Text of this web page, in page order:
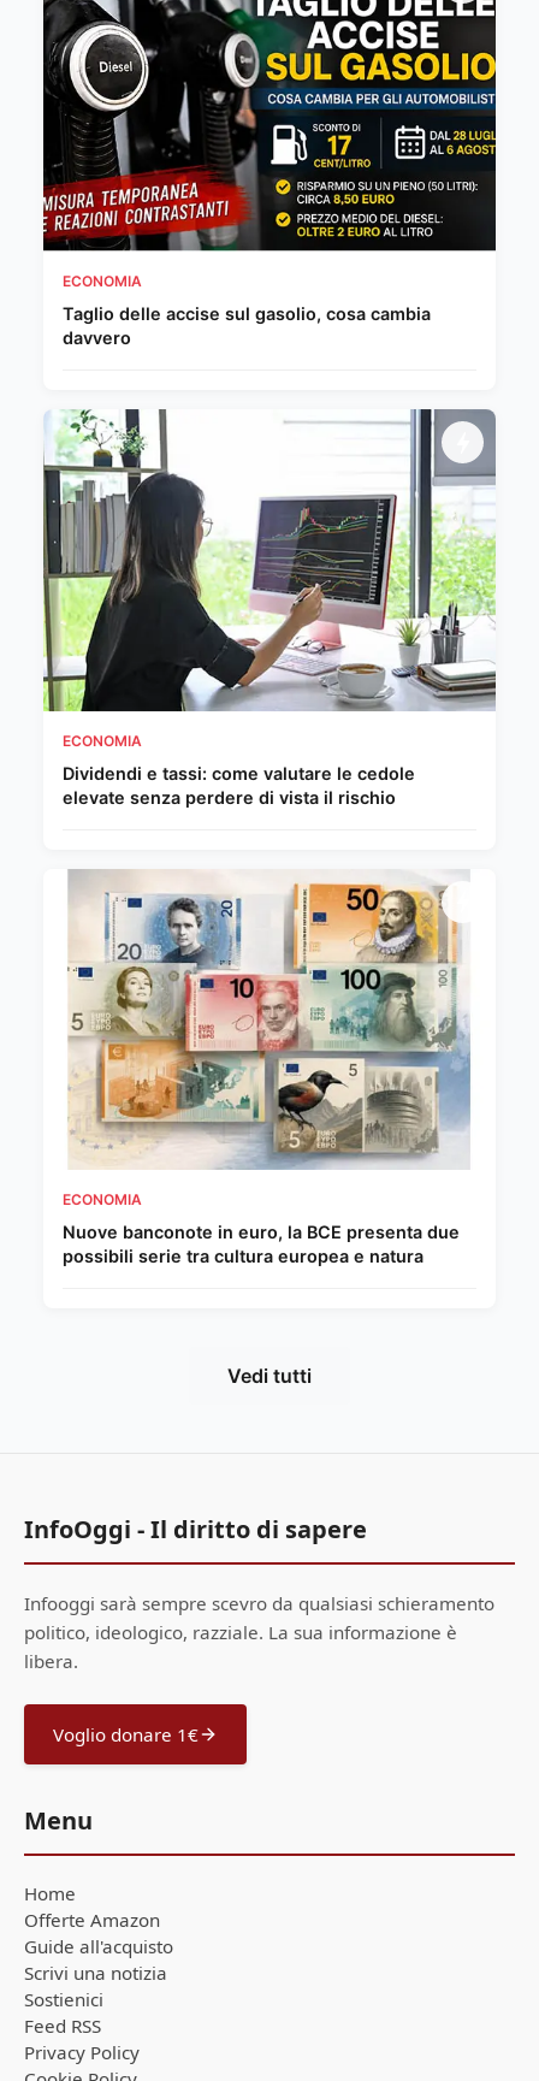
ECONOMIA
Taglio delle accise sul gasolio, cosa cambia
davvero
ECONOMIA
Dividendi e tassi: come valutare le cedole
elevate senza perdere di vista il rischio
ECONOMIA
Nuove banconote in euro, la BCE presenta due
possibili serie tra cultura europea e natura
Vedi tutti
InfoOggi - Il diritto di sapere
Infooggi sarà sempre scevro da qualsiasi schieramento
politico, ideologico, razziale. La sua informazione è
libera.
Voglio donare 1€
Menu
Home
Offerte Amazon
Guide all'acquisto
Scrivi una notizia
Sostienici
Feed RSS
Privacy Policy